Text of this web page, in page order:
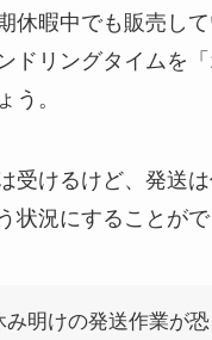
休暇中でも販売し
ドリングタイムを「
う。
受けるけど、発送
状況にすることがで
み明けの発送作業が